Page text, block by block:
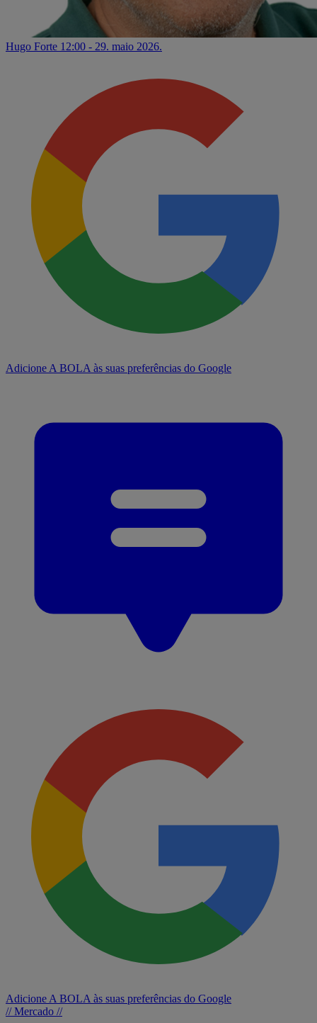
Hugo Forte 12:00 - 29. maio 2026.
Adicione A BOLA às suas preferências do Google
Adicione A BOLA às suas preferências do Google
// Mercado //